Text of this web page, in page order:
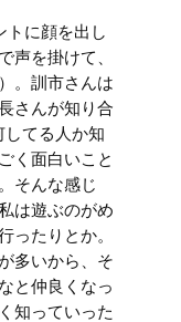
トに顔を出し
を掛けて、
。訓市さんは
さんが知り合
てる人か知
く面白いこと
そんな感じ
は遊ぶのがめ
ったりとか。
多いから、そ
と仲良くなっ
知っていった